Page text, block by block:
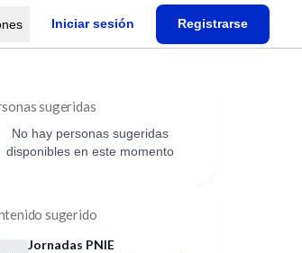
Iniciar sesión Registrarse
sugeridas
No hay personas sugeridas
disponibles en este momento
sugerido
Jornadas PNIE